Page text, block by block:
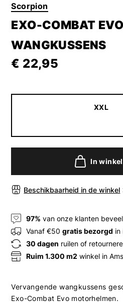
Scorpion
EXO-COMBAT EVO
WANGKUSSENS
€ 22,95
XXL
In
Beschikbaarheid in de winkel
97% van onze klanten
Vanaf €50gratis bezorgd in
30 dagen ruilen of
Ruim 1.300 m2 winkel in
Vervangende wangkussens
Exo-Combat Evo motorhelmen.